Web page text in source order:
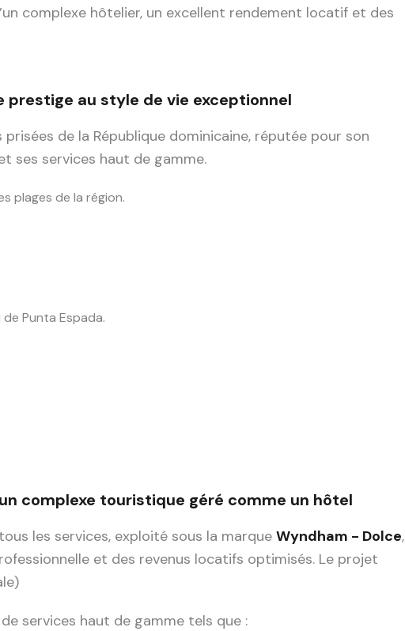
complexe hôtelier, un excellent rendement locatif et des
au style de vie exceptionnel
prisées de la République dominicaine, réputée pour son
ses services haut de gamme.
plages de la région.
Punta Espada.
complexe touristique géré comme un hôtel
les services, exploité sous la marque Wyndham - Dolce,
et des revenus locatifs optimisés. Le projet
services haut de gamme tels que :